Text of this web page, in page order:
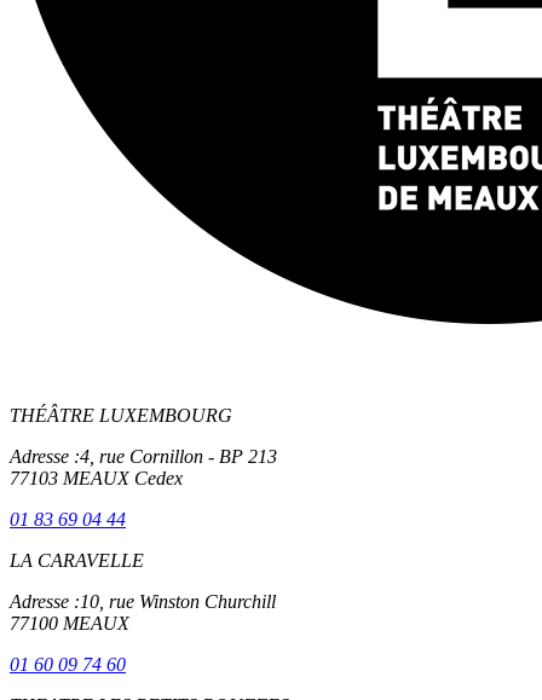
THÉÂTRE LUXEMBOURG
Adresse :4, rue Cornillon - BP 213
77103 MEAUX Cedex
01 83 69 04 44
LA CARAVELLE
Adresse :10, rue Winston Churchill
77100 MEAUX
01 60 09 74 60